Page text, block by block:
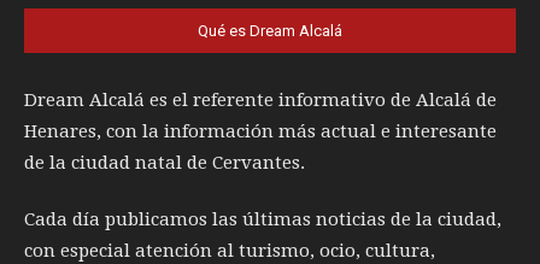
Qué es Dream Alcalá
Dream Alcalá es el referente informativo de Alcalá de
Henares, con la información más actual e interesante
de la ciudad natal de Cervantes.
Cada día publicamos las últimas noticias de la ciudad,
con especial atención al turismo, ocio, cultura,